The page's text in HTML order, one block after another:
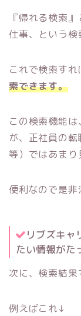
『帰れる検索
仕事、という検
これで検索すれ
索できます。
この検索機能
が、正社員の
等）ではあまり
便利なので是非
リブズキャ
たい情報がた
次に、検索結果
例えばこれ↓